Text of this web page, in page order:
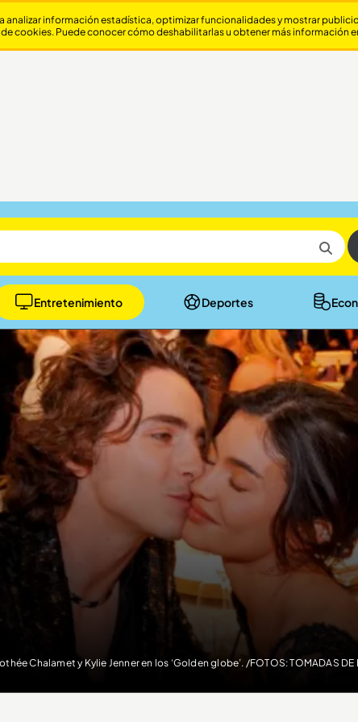
Entretenimiento Deportes
Chalamet y Kylie Jenner en los ‘Golden globe’. /FOTOS: TOMADAS DE
información estadística, optimizar funcionalidades y mostrar
cookies. Puede conocer cómo deshabilitarlas u obtener más información